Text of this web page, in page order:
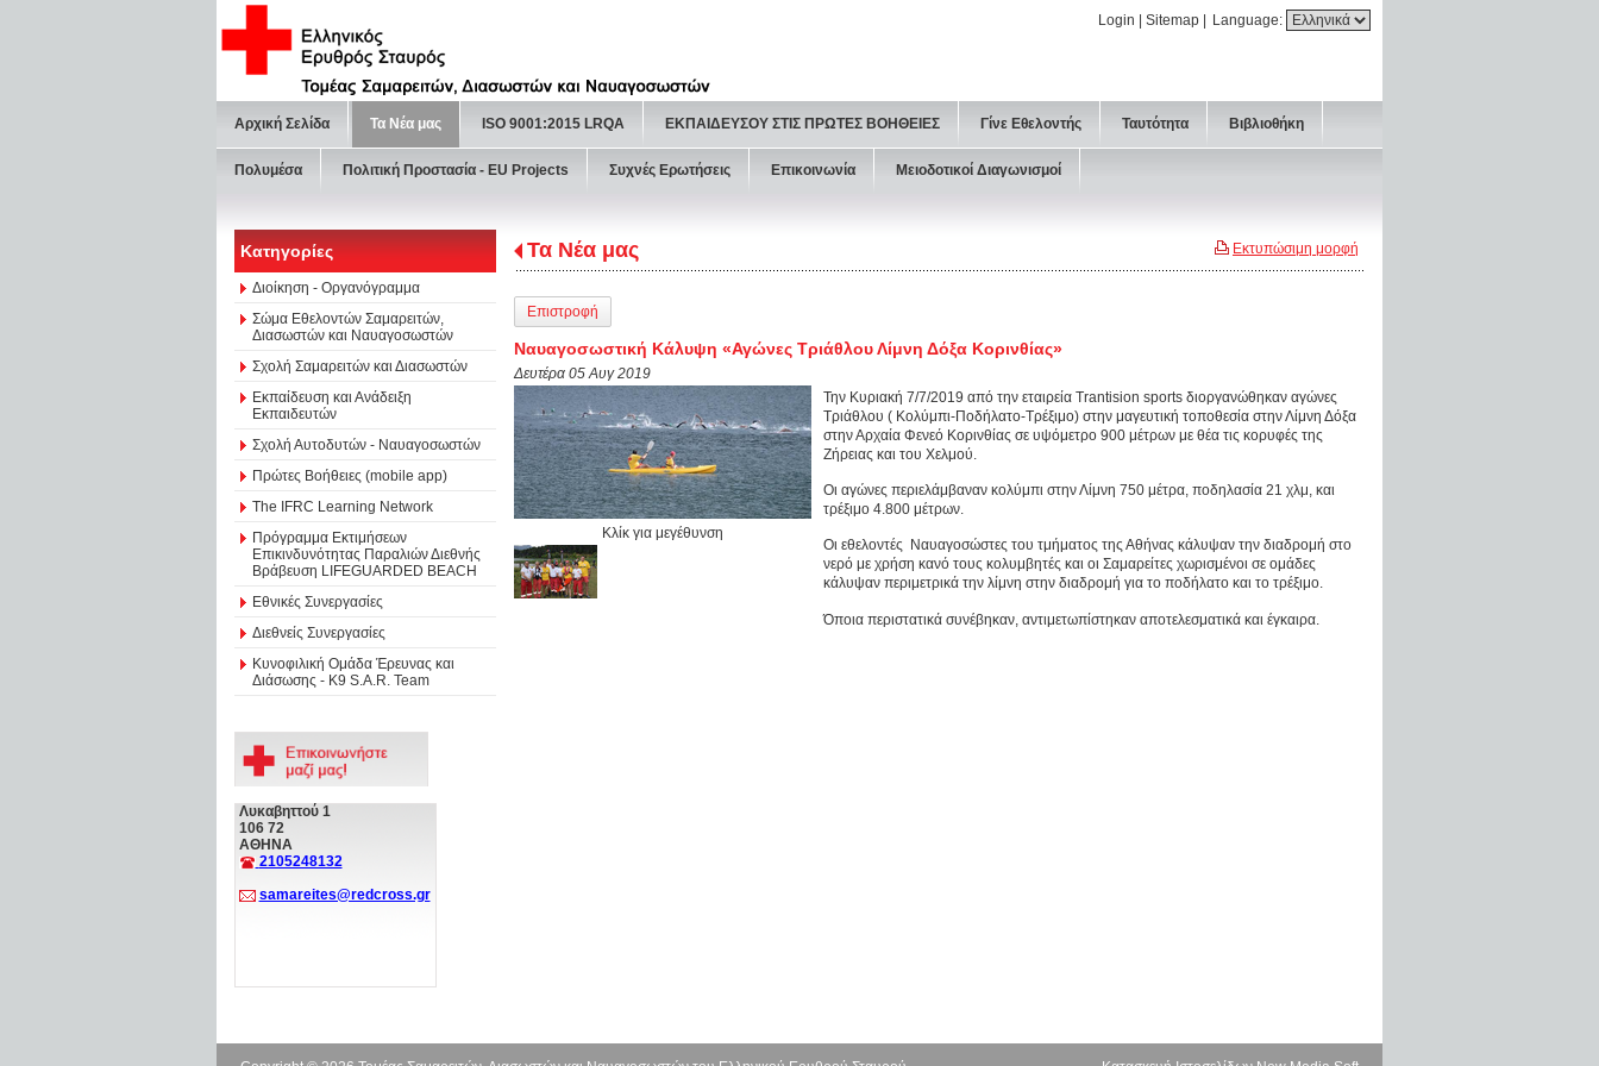
Language:
Login Sitemap
Αρχική Σελίδα Τα Νέα μας ISO 9001:2015 LRQA ΕΚΠΑΙΔΕΥΣΟΥ ΣΤΙΣ ΠΡΩΤΕΣ ΒΟΗΘΕΙΕΣ Γίνε Εθελοντής Ταυτότητα Βιβλιοθήκη
Πολυμέσα Πολιτική Προστασία - ΕU Projects Συχνές Ερωτήσεις Επικοινωνία Μειοδοτικοί Διαγωνισμοί
Κατηγορίες
Διοίκηση - Οργανόγραμμα
Σώμα Εθελοντών Σαμαρειτών,
Διασωστών και Ναυαγοσωστών
Σχολή Σαμαρειτών και Διασωστών
Εκπαίδευση και Ανάδειξη
Εκπαιδευτών
Σχολή Αυτοδυτών - Ναυαγοσωστών
Πρώτες Βοήθειες (mobile app)
The IFRC Learning Network
Πρόγραμμα Εκτιμήσεων
Επικινδυνότητας Παραλιών Διεθνής
Βράβευση LIFEGUARDED BEACH
Εθνικές Συνεργασίες
Διεθνείς Συνεργασίες
Κυνοφιλική Ομάδα Έρευνας και
Διάσωσης - Κ9 S.A.R. Team
Λυκαβηττού 1
106 72
ΑΘΗΝΑ
2105248132
samareites@redcross.gr
Εκτυπώσιμη μορφή
Τα Νέα μας
Επιστροφή
Ναυαγοσωστική Κάλυψη «Αγώνες Τριάθλου Λίμνη Δόξα Κορινθίας»
Δευτέρα 05 Αυγ 2019
Κλίκ για μεγέθυνση
Την Κυριακή 7/7/2019 από την εταιρεία Trantision sports διοργανώθηκαν αγώνες
Τριάθλου ( Κολύμπι-Ποδήλατο-Τρέξιμο) στην μαγευτική τοποθεσία στην Λίμνη Δόξα
στην Αρχαία Φενεό Κορινθίας σε υψόμετρο 900 μέτρων με θέα τις κορυφές της
Ζήρειας και του Χελμού.
Οι αγώνες περιελάμβαναν κολύμπι στην Λίμνη 750 μέτρα, ποδηλασία 21 χλμ, και
τρέξιμο 4.800 μέτρων.
Οι εθελοντές Ναυαγοσώστες του τμήματος της Αθήνας κάλυψαν την διαδρομή στο
νερό με χρήση κανό τους κολυμβητές και οι Σαμαρείτες χωρισμένοι σε ομάδες
κάλυψαν περιμετρικά την λίμνη στην διαδρομή για το ποδήλατο και το τρέξιμο.
Όποια περιστατικά συνέβηκαν, αντιμετωπίστηκαν αποτελεσματικά και έγκαιρα.